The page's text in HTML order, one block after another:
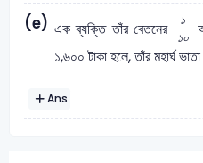
(e) এক ব্যক্তি তাঁর বেতনের
১
১০
১
১,৬০০ টাকা হলে, তাঁর মহার্ঘ
Ans